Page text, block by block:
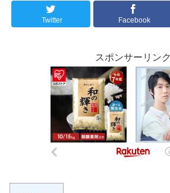
Twitter Facebook
スポンサーリンク